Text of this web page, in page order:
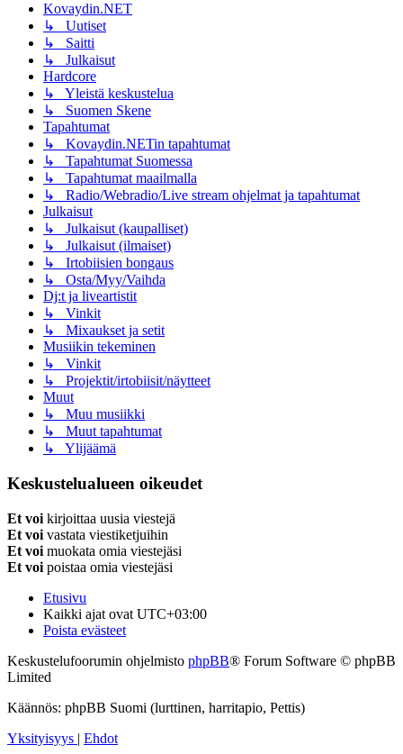
Kovaydin.NET
↳ Uutiset
↳ Saitti
↳ Julkaisut
Hardcore
↳ Yleistä keskustelua
↳ Suomen Skene
Tapahtumat
↳ Kovaydin.NETin tapahtumat
↳ Tapahtumat Suomessa
↳ Tapahtumat maailmalla
↳ Radio/Webradio/Live stream ohjelmat ja tapahtumat
Julkaisut
↳ Julkaisut (kaupalliset)
↳ Julkaisut (ilmaiset)
↳ Irtobiisien bongaus
↳ Osta/Myy/Vaihda
Dj:t ja liveartistit
↳ Vinkit
↳ Mixaukset ja setit
Musiikin tekeminen
↳ Vinkit
↳ Projektit/irtobiisit/näytteet
Muut
↳ Muu musiikki
↳ Muut tapahtumat
↳ Ylijäämä
Keskustelualueen oikeudet
Et voi kirjoittaa uusia viestejä
Et voi vastata viestiketjuihin
Et voi muokata omia viestejäsi
Et voi poistaa omia viestejäsi
Etusivu
Kaikki ajat ovat UTC+03:00
Poista evästeet
Keskustelufoorumin ohjelmisto phpBB® Forum Software © phpBB
Limited
Käännös: phpBB Suomi (lurttinen, harritapio, Pettis)
Yksityisyys | Ehdot